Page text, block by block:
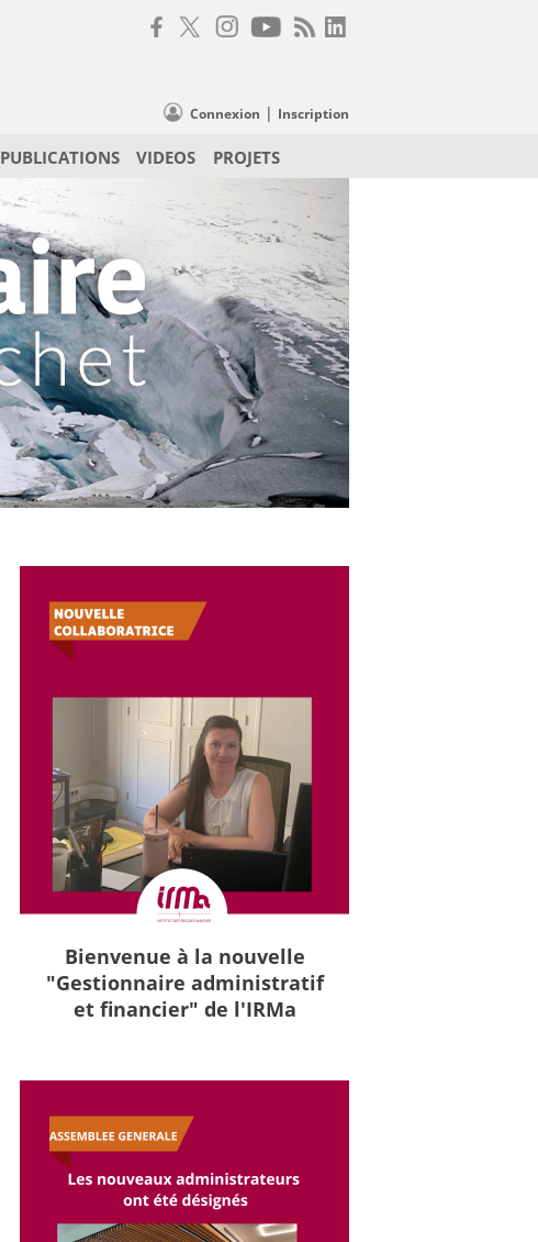
Connexion | Inscription
PUBLICATIONS VIDEOS PROJETS
Bienvenue à la nouvelle
"Gestionnaire administratif
et financier" de l'IRMa